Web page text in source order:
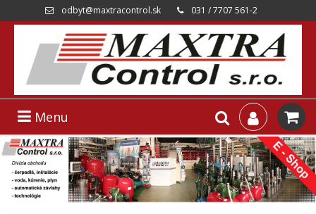
odbyt@maxtracontrol.sk 031 / 7707 561-2
Menu